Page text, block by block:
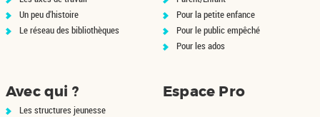
Un peu d'histoire
Le réseau des bibliothèques
Pour la petite enfance
Pour le public empêché
Pour les ados
Avec qui ?
Les structures jeunesse
Espace Pro